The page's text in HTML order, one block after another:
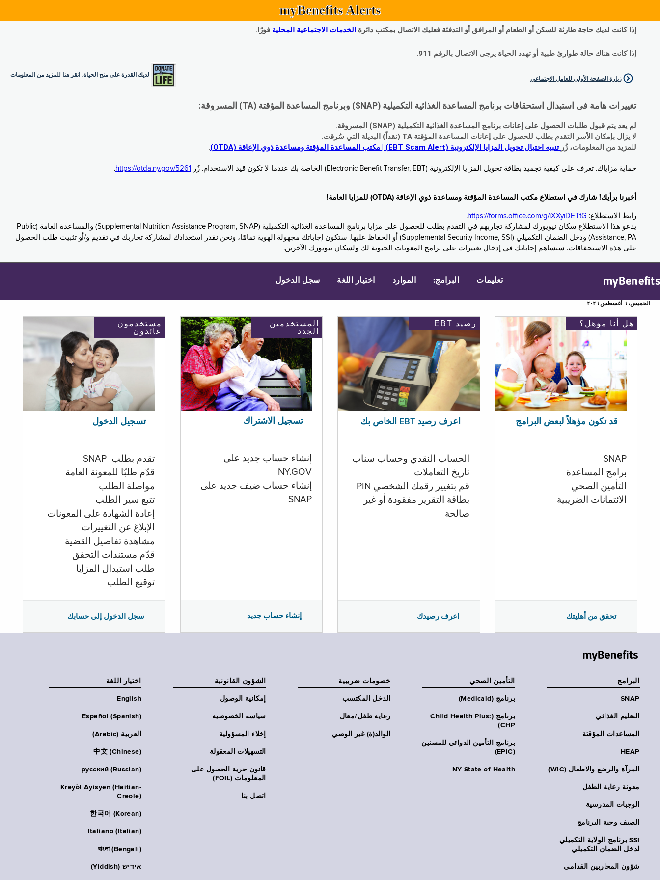
myBenefits Alerts
إذا كانت لديك حاجة طارئة للسكن أو الطعام أو المرافق أو التدفئة فعليك الاتصال بمكتب دائرة الخدمات الاجتماعية المحلية فورًا.
إذا كانت هناك حالة طوارئ طبية أو تهدد الحياة يرجى الاتصال بالرقم 911.
لديك القدرة على منح الحياة. انقر هنا للمزيد من المعلومات
زيارة الصفحة الأولى للعامل الاجتماعي
تغييرات هامة في استبدال استحقاقات برنامج المساعدة الغذائية التكميلية (SNAP) وبرنامج المساعدة المؤقتة (TA) المسروقة:
لم يعد يتم قبول طلبات الحصول على إعانات برنامج المساعدة الغذائية التكميلية (SNAP) المسروقة.
لا يزال بإمكان الأسر التقدم بطلب للحصول على إعانات المساعدة المؤقتة TA (نقداً) البديلة التي سُرقت.
للمزيد من المعلومات، زُر تنبيه احتيال تحويل المزايا الإلكترونية (EBT Scam Alert) | مكتب المساعدة المؤقتة ومساعدة ذوي الإعاقة (OTDA) .
حماية مزاياك. تعرف على كيفية تجميد بطاقة تحويل المزايا الإلكترونية (Electronic Benefit Transfer, EBT) الخاصة بك عندما لا تكون قيد الاستخدام. زُر https://otda.ny.gov/5261
.
أخبرنا برأيك! شارك في استطلاع مكتب المساعدة المؤقتة ومساعدة ذوي الإعاقة (OTDA) للمزايا العامة!
رابط الاستطلاع: https://forms.office.com/g/iXXyiDETtG
.
يدعو هذا الاستطلاع سكان نيويورك لمشاركة تجاربهم في التقدم بطلب للحصول على مزايا برنامج المساعدة الغذائية التكميلية (Supplemental Nutrition Assistance Program, SNAP) والمساعدة العامة (Public
Assistance, PA) ودخل الضمان التكميلي (Supplemental Security Income, SSI) أو الحفاظ عليها. ستكون إجاباتك مجهولة الهوية تمامًا، ونحن نقدر استعدادك لمشاركة تجاربك في تقديم و/أو تثبيت طلب الحصول
على هذه الاستحقاقات. ستساهم إجاباتك في إدخال تغييرات على برامج المعونات الحيوية لك ولسكان نيويورك الآخرين.
myBenefits تعليمات البرامج: الموارد اختيار اللغة سجل الدخول
الخميس، ٦ أغسطس ٢٠٢٦
مستخدمون
عائدون
تسجيل الدخول
تقدم بطلب SNAP
قدّم طلبّا للمعونة العامة
مواصلة الطلب
تتبع سير الطلب
إعادة الشهادة على المعونات
الإبلاغ عن التغييرات
مشاهدة تفاصيل القضية
قدّم مستندات التحقق
طلب استبدال المزايا
توقيع الطلب
سجل الدخول إلى حسابك
المستخدمين
الجدد
تسجيل الاشتراك
إنشاء حساب جديد على
NY.GOV
إنشاء حساب ضيف جديد على
SNAP
إنشاء حساب جديد
رصيد EBT
اعرف رصيد EBT الخاص بك
الحساب النقدي وحساب سناب
تاريخ التعاملات
قم بتغيير رقمك الشخصي PIN
بطاقة التقرير مفقودة أو غير
صالحة
اعرف رصيدك
هل أنا مؤهل؟
قد تكون مؤهلاً لبعض البرامج
SNAP
برامج المساعدة
التأمين الصحي
الائتمانات الضريبية
تحقق من أهليتك
myBenefits
البرامج
SNAP
التعليم الغذائي
المساعدات المؤقتة
HEAP
المرآة والرضع والاطفال (WIC)
معونة رعاية الطفل
الوجبات المدرسية
الصيف وجبة البرنامج
SSI برنامج الولاية التكميلي
لدخل الضمان التكميلي
شؤون المحاربين القدامى
التأمين الصحي
برنامج (Medicaid)
برنامج (Child Health Plus:
CHP)
برنامج التأمين الدوائي للمسنين
(EPIC)
NY State of Health
خصومات ضريبية
الدخل المكتسب
رعاية طفل/معال
الوالد(ة) غير الوصي
الشؤون القانونية
إمكانية الوصول
سياسة الخصوصية
إخلاء المسؤولية
التسهيلات المعقولة
قانون حرية الحصول على
المعلومات (FOIL)
اتصل بنا
اختيار اللغة
English
Español (Spanish)
العربية (Arabic)
中文 (Chinese)
русский (Russian)
Kreyòl Ayisyen (Haitian-
Creole)
한국어 (Korean)
Italiano (Italian)
বাংলা (Bengali)
אידיש (Yiddish)